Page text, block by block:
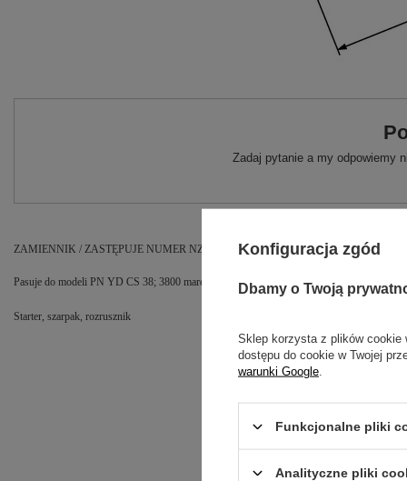
Zadaj pytanie a my odpowiemy
ZAMIENNIK / ZASTĘPUJE NUMER NZ158
Pasuje do modeli PN YD CS 38; 3800 marek takich jak NAC VICTUS EUROTEC
Starter, szarpak, rozrusznik
Konfiguracja zgód
Dbamy o Twoją
Sklep korzysta z plików cookie
dostępu do cookie w Twojej
warunki Google
Funkcjonalne pliki
Analityczne pliki